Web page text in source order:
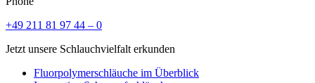
+49 211 81 97 44 – 0
Jetzt unsere Schlauchvielfalt erkunden
Fluorpolymerschläuche im Überblick